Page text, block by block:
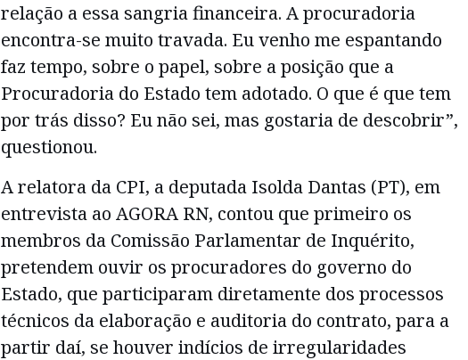
relação a essa sangria financeira. A procuradoria
encontra-se muito travada. Eu venho me espantando
faz tempo, sobre o papel, sobre a posição que a
Procuradoria do Estado tem adotado. O que é que tem
por trás disso? Eu não sei, mas gostaria de descobrir”,
questionou.
A relatora da CPI, a deputada Isolda Dantas (PT), em
entrevista ao AGORA RN, contou que primeiro os
membros da Comissão Parlamentar de Inquérito,
pretendem ouvir os procuradores do governo do
Estado, que participaram diretamente dos processos
técnicos da elaboração e auditoria do contrato, para a
partir daí, se houver indícios de irregularidades